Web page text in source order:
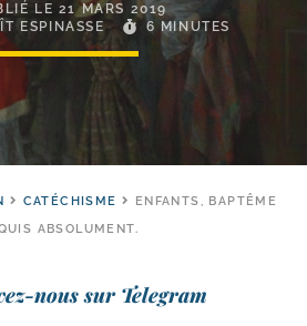
LE 21 MARS 2019
ESPINASSE
6 MINUTES
CATÉCHISME
ENFANTS, BAPTÊME
ABSOLUMENT.
nous sur Telegram